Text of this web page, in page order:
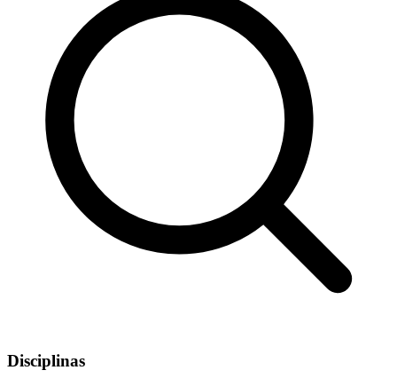
Disciplinas